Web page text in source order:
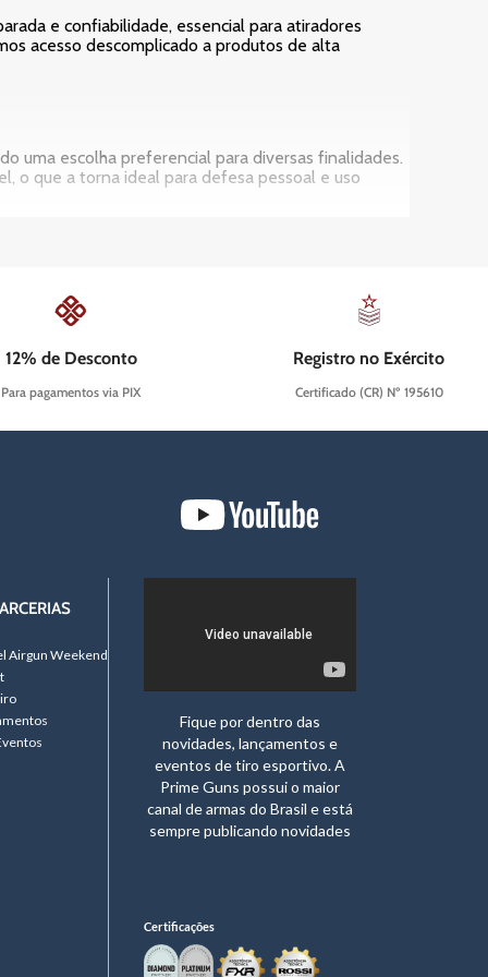
e confiabilidade, essencial para atiradores
acesso descomplicado a produtos de alta
uma escolha preferencial para diversas finalidades.
o que a torna ideal para defesa pessoal e uso
.45 oferece um recuo distinto que muitos
até competições de alto nível.
em situações críticas.
cada uma otimizada para sua função.
alimentação confiável e menor deformação ao
a transferência de energia e o poder de
aplicações e recargas específicas.
ligeiramente mais suave. O peso do projétil afeta a
perfeita para sua arma de fogo e estilo de tiro.
Na Prime Guns, você encontra apenas marcas
Prime Guns é homologada pelo Exército Brasileiro,
12% de Desconto
Para pagamentos via PIX
Registro no Exército
Certificado (CR) Nº 195610
Airgun Weekend
Fique por dentro das
novidades, lançamentos e
eventos de tiro esportivo. A
Prime Guns possui o maior
canal de armas do Brasil e está
sempre publicando novidades
Certificações